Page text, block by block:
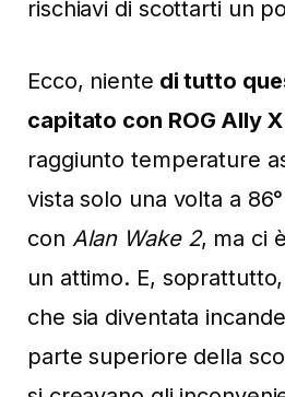
rischiavi di scottarti un
Ecco, niente di tutto
capitato con ROG Ally
raggiunto temperature
vista solo una volta a
con Alan Wake 2, ma ci
un attimo. E,
che sia diventata
parte superiore della